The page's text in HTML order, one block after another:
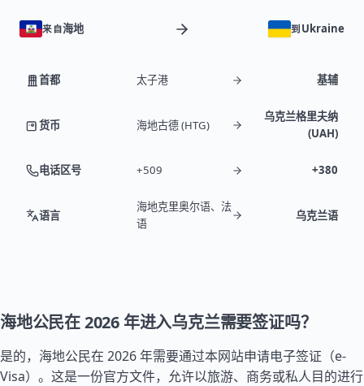
来自海地 到 Ukraine
首都 太子港 基辅
货币 海地古德 (HTG)
乌克兰格里夫纳
(UAH)
电话区号 +509 +380
语言
海地克里奥尔语、法
语
乌克兰语
海地公民在 2026 年进入乌克兰需要签证吗？
是的，海地公民在 2026 年需要通过本网站申请电子签证（e-
Visa）。这是一份官方文件，允许以旅游、商务或私人目的进行